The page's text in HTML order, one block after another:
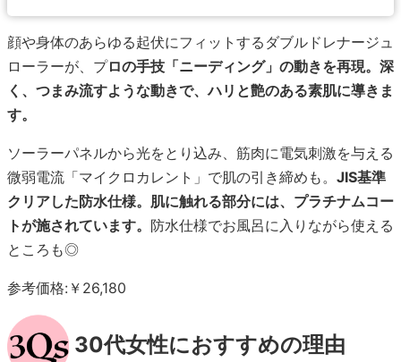
顔や身体のあらゆる起伏にフィットするダブルドレナージュ
ローラーが、プロの手技「ニーディング」の動きを再現。深
く、つまみ流すような動きで、ハリと艶のある素肌に導きま
す。
ソーラーパネルから光をとり込み、筋肉に電気刺激を与える
微弱電流「マイクロカレント」で肌の引き締めも。 JIS基準
クリアした防水仕様。肌に触れる部分には、プラチナムコー
トが施されています。 防水仕様でお風呂に入りながら使える
ところも◎
参考価格:￥26,180
30代女性におすすめの理由